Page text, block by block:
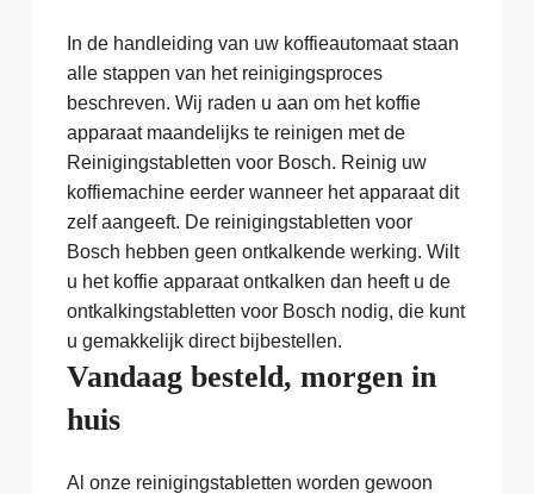
In de handleiding van uw koffieautomaat staan
alle stappen van het reinigingsproces
beschreven. Wij raden u aan om het koffie
apparaat maandelijks te reinigen met de
Reinigingstabletten voor Bosch. Reinig uw
koffiemachine eerder wanneer het apparaat dit
zelf aangeeft. De reinigingstabletten voor
Bosch hebben geen ontkalkende werking. Wilt
u het koffie apparaat ontkalken dan heeft u de
ontkalkingstabletten voor Bosch nodig, die kunt
u gemakkelijk direct bijbestellen.
Vandaag besteld, morgen in
huis
Al onze reinigingstabletten worden gewoon